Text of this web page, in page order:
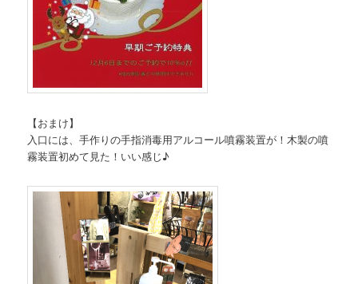
【おまけ】
入口には、手作りの手指消毒用アルコール噴霧装置が！木製の噴
霧装置初めて見た！いい感じ♪